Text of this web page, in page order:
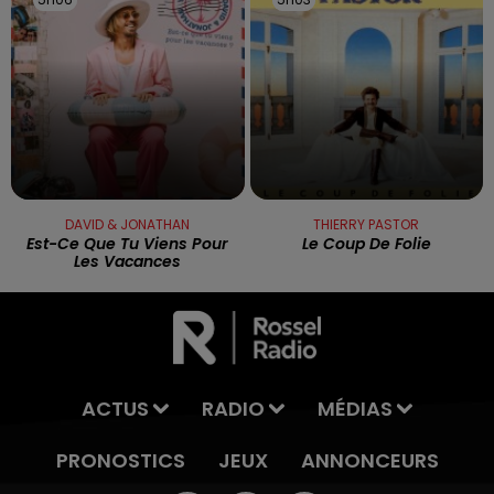
DAVID & JONATHAN
Est-Ce Que Tu Viens Pour
Les Vacances
THIERRY PASTOR
Le Coup De Folie
ACTUS RADIO
MÉDIAS
PRONOSTICS
JEUX ANNONCEURS